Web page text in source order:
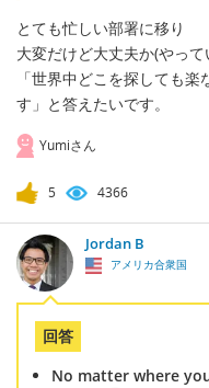
とても忙しい部署に移り
大変だけど大丈夫か(やっ
「世界中どこを探しても
す」と答えたいです。
Yumiさん
5 4366
Jordan B
アメリカ合衆国
回答
No matter where